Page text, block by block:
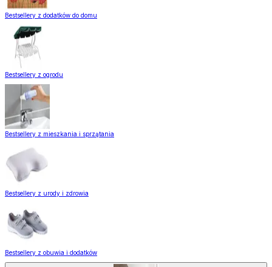
Bestsellery z dodatków do domu
Bestsellery z ogrodu
Bestsellery z mieszkania i sprzątania
Bestsellery z urody i zdrowia
Bestsellery z obuwia i dodatków